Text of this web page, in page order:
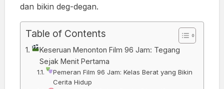
dan bikin deg-degan.
Table of Contents
Keseruan Menonton Film 96 Jam: Tegang
Sejak Menit Pertama
Pemeran Film 96 Jam: Kelas Berat yang Bikin
Cerita Hidup